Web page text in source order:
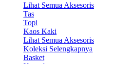
Lihat Semua Aksesoris
Tas
Topi
Kaos Kaki
Lihat Semua Aksesoris
Koleksi Selengkapnya
Basket